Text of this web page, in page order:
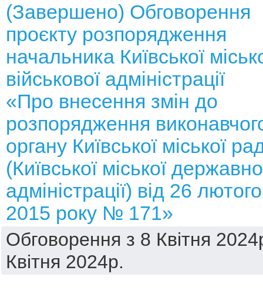
(Завершено) Обговорення
проєкту розпорядження
начальника Київської
військової адміністрації
«Про внесення змін до
розпорядження
органу Київської міської
(Київської міської
адміністрації) від 26 лютого
2015 року № 171»
Обговорення з 8 Квітня
Квітня 2024р.